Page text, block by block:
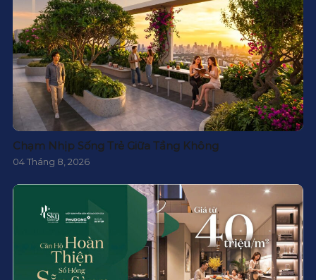
Chạm Nhịp Sống Trẻ Giữa Tầng Không
04 Tháng 8, 2026